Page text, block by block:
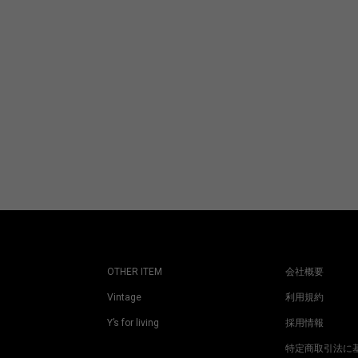
OTHER ITEM
Vintage
Y’s for living
会社概要
利用規約
採用情報
特定商取引法に